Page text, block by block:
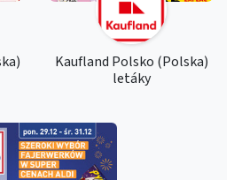
Kaufland Polsko (Polska)
letáky